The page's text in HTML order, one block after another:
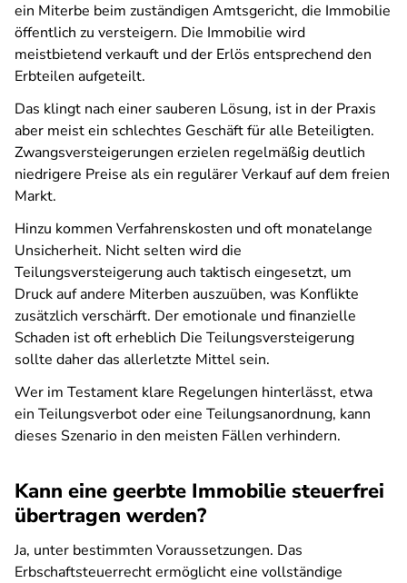
ein Miterbe beim zuständigen Amtsgericht, die Immobilie
öffentlich zu versteigern. Die Immobilie wird
meistbietend verkauft und der Erlös entsprechend den
Erbteilen aufgeteilt.
Das klingt nach einer sauberen Lösung, ist in der Praxis
aber meist ein schlechtes Geschäft für alle Beteiligten.
Zwangsversteigerungen erzielen regelmäßig deutlich
niedrigere Preise als ein regulärer Verkauf auf dem freien
Markt.
Hinzu kommen Verfahrenskosten und oft monatelange
Unsicherheit. Nicht selten wird die
Teilungsversteigerung auch taktisch eingesetzt, um
Druck auf andere Miterben auszuüben, was Konflikte
zusätzlich verschärft. Der emotionale und finanzielle
Schaden ist oft erheblich Die Teilungsversteigerung
sollte daher das allerletzte Mittel sein.
Wer im Testament klare Regelungen hinterlässt, etwa
ein Teilungsverbot oder eine Teilungsanordnung, kann
dieses Szenario in den meisten Fällen verhindern.
Kann eine geerbte Immobilie steuerfrei
übertragen werden?
Ja, unter bestimmten Voraussetzungen. Das
Erbschaftsteuerrecht ermöglicht eine vollständige